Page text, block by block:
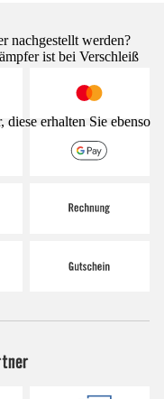
nachgestellt werden?
ist bei Verschleiß
erhalten Sie ebenso